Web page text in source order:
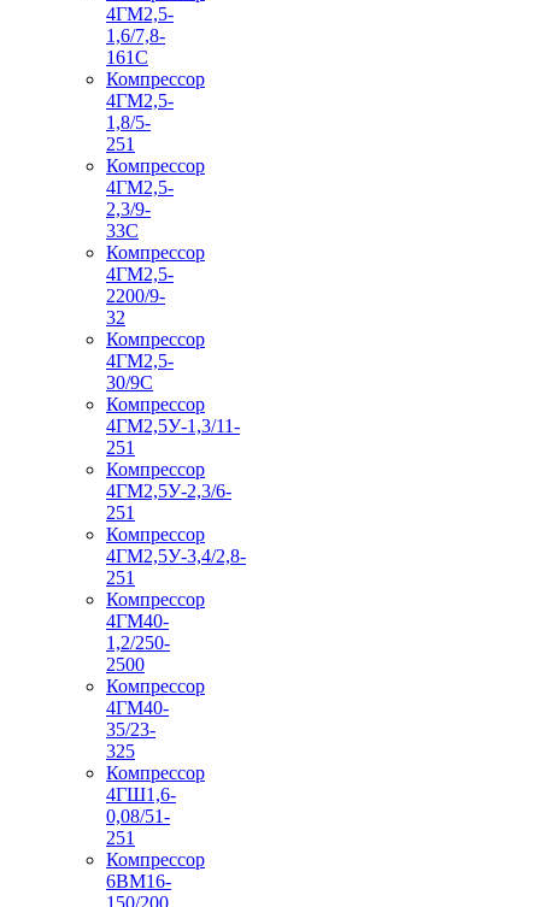
4ГМ2,5-
1,6/7,8-
161С
Компрессор
4ГМ2,5-
1,8/5-
251
Компрессор
4ГМ2,5-
2,3/9-
33С
Компрессор
4ГМ2,5-
2200/9-
32
Компрессор
4ГМ2,5-
30/9С
Компрессор
4ГМ2,5У-1,3/11-
251
Компрессор
4ГМ2,5У-2,3/6-
251
Компрессор
4ГМ2,5У-3,4/2,8-
251
Компрессор
4ГМ40-
1,2/250-
2500
Компрессор
4ГМ40-
35/23-
325
Компрессор
4ГШ1,6-
0,08/51-
251
Компрессор
6ВМ16-
150/200